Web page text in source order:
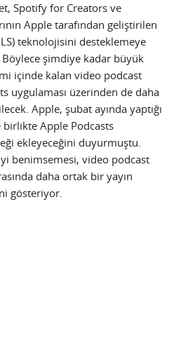
Spotify for Creators ve
Apple tarafından geliştirilen
teknolojisini desteklemeye
Böylece şimdiye kadar büyük
içinde kalan video podcast
uygulaması üzerinden de daha
Apple, şubat ayında yaptığı
birlikte Apple Podcasts
ekleyeceğini duyurmuştu.
benimsemesi, video podcast
daha ortak bir yayın
gösteriyor.